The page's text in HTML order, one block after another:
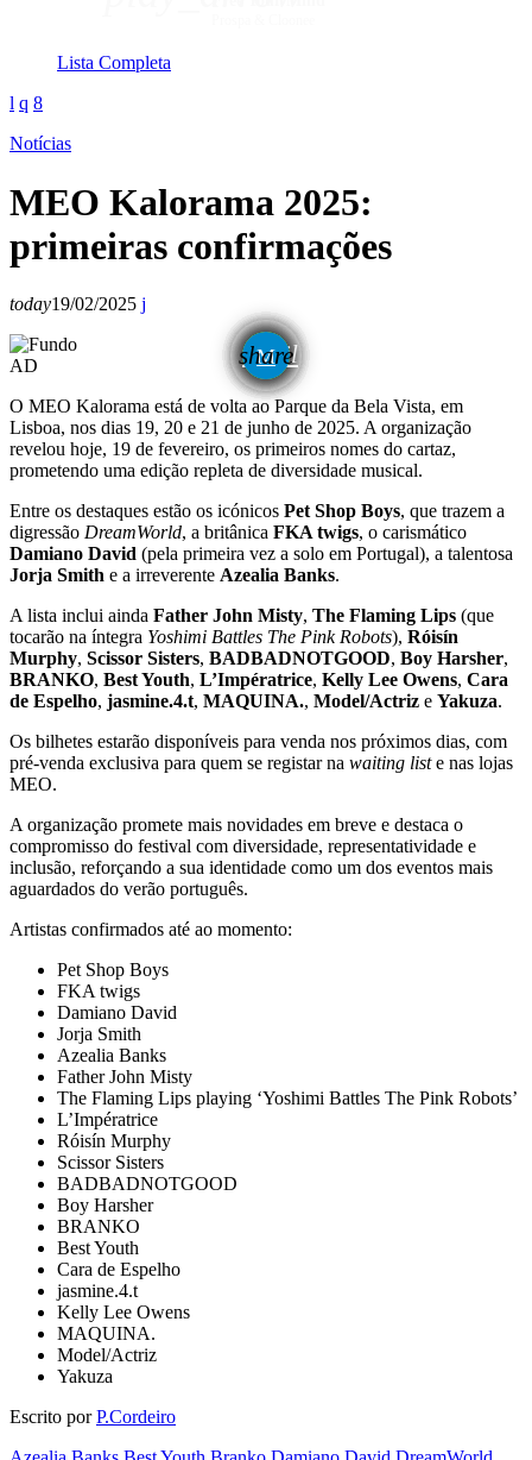
Lista Completa
Notícias
MEO Kalorama 2025:
primeiras confirmações
today19/02/2025
share
email
AD
O MEO Kalorama está de volta ao Parque da Bela Vista, em
Lisboa, nos dias 19, 20 e 21 de junho de 2025. A organização
revelou hoje, 19 de fevereiro, os primeiros nomes do cartaz,
prometendo uma edição repleta de diversidade musical.
Entre os destaques estão os icónicos Pet Shop Boys, que trazem a
digressão DreamWorld, a britânica FKA twigs, o carismático
Damiano David (pela primeira vez a solo em Portugal), a talentosa
Jorja Smith e a irreverente Azealia Banks.
A lista inclui ainda Father John Misty, The Flaming Lips (que
tocarão na íntegra Yoshimi Battles The Pink Robots), Róisín
Murphy, Scissor Sisters, BADBADNOTGOOD, Boy Harsher,
BRANKO, Best Youth, L’Impératrice, Kelly Lee Owens, Cara
de Espelho, jasmine.4.t, MAQUINA., Model/Actriz e Yakuza.
Os bilhetes estarão disponíveis para venda nos próximos dias, com
pré-venda exclusiva para quem se registar na waiting liste nas lojas
MEO.
A organização promete mais novidades em breve e destaca o
compromisso do festival com diversidade, representatividade e
inclusão, reforçando a sua identidade como um dos eventos mais
aguardados do verão português.
Artistas confirmados até ao momento:
Pet Shop Boys
FKA twigs
Damiano David
Jorja Smith
Azealia Banks
Father John Misty
The Flaming Lips playing ‘Yoshimi Battles The Pink Robots’
L’Impératrice
Róisín Murphy
Scissor Sisters
BADBADNOTGOOD
Boy Harsher
BRANKO
Best Youth
Cara de Espelho
jasmine.4.t
Kelly Lee Owens
MAQUINA.
Model/Actriz
Yakuza
Escrito porP.Cordeiro